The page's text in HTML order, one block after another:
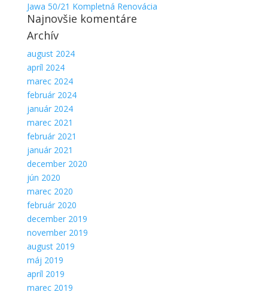
Jawa 50/21 Kompletná Renovácia
Najnovšie komentáre
Archív
august 2024
apríl 2024
marec 2024
február 2024
január 2024
marec 2021
február 2021
január 2021
december 2020
jún 2020
marec 2020
február 2020
december 2019
november 2019
august 2019
máj 2019
apríl 2019
marec 2019
Nevyhnutné
Tieto súbory
cookie nie
sú voliteľné.
Sú potrebné
fungovanie
webovej
stránky.
Štatistiky
Aby sme
mohli
zlepšiť
funkčnosť
štruktúru
webovej
stránky na
spôsobu
používania
webovej
stránky.